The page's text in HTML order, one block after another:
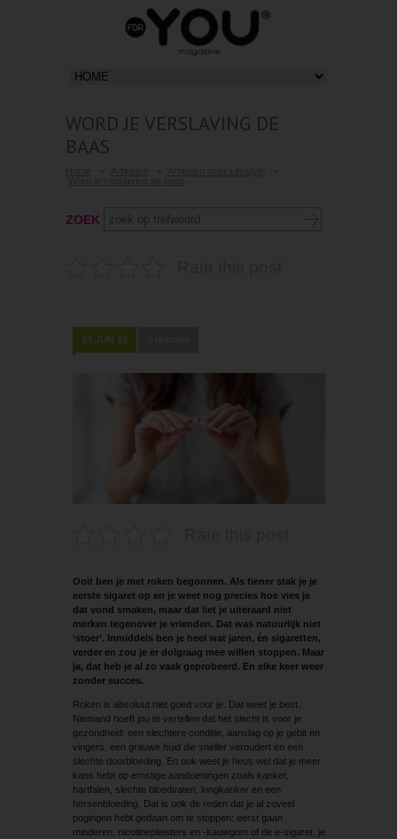
WORD JE VERSLAVING DE
BAAS
ZOEK
14 JUN 19
Ooit ben je met roken begonnen. Als tiener stak je je
eerste sigaret op en je weet nog precies hoe vies je
dat vond smaken, maar dat liet je uiteraard niet
merken tegenover je vrienden. Dat was natuurlijk niet
‘stoer’. Inmiddels ben je heel wat jaren, én sigaretten,
verder en zou je er dolgraag mee willen stoppen. Maar
ja, dat heb je al zo vaak geprobeerd. En elke keer weer
zonder succes.
Roken is absoluut niet goed voor je. Dat weet je best.
Niemand hoeft jou te vertellen dat het slecht is voor je
gezondheid: een slechtere conditie, aanslag op je gebit en
vingers, een grauwe huid die sneller veroudert en een
slechte doorbloeding. En ook weet je heus wel dat je meer
kans hebt op ernstige aandoeningen zoals kanker,
hartfalen, slechte bloedvaten, longkanker en een
hersenbloeding. Dat is ook de reden dat je al zoveel
pogingen hebt gedaan om te stoppen: eerst gaan
minderen, nicotinepleisters en -kauwgom of de e-sigaret, je